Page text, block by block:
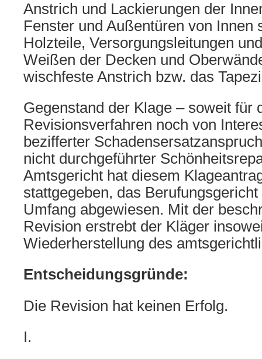
Anstrich und Lackierungen der
Fenster und Außentüren von Innen
Holzteile, Versorgungsleitungen
Weißen der Decken und
wischfeste Anstrich bzw. das
Gegenstand der Klage – soweit für
Revisionsverfahren noch von
bezifferter
nicht durchgeführter
Amtsgericht hat diesem
stattgegeben, das
Umfang abgewiesen. Mit der
Revision erstrebt der Kläger
Wiederherstellung des
Entscheidungsgründe:
Die Revision hat keinen Erfolg.
I.